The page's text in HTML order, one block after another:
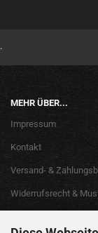
.
MEHR ÜBER...
Impressum
Kontakt
Versand- &
Widerrufsrecht &